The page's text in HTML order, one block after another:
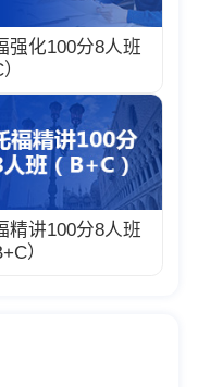
强化100分8人班
精讲100分8人班
）